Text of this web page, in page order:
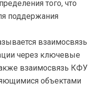
того, что
поддержания
взаимосвязь
через ключевые
взаимосвязь КФУ
объектами